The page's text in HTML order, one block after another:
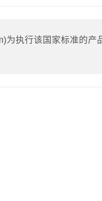
为执行该国家标准的产